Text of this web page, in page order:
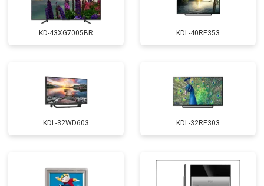
KD-43XG7005BR KDL-40RE353
KDL-32WD603 KDL-32RE303